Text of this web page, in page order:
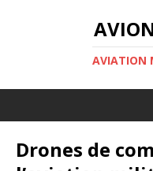
AVIATION
Drones de